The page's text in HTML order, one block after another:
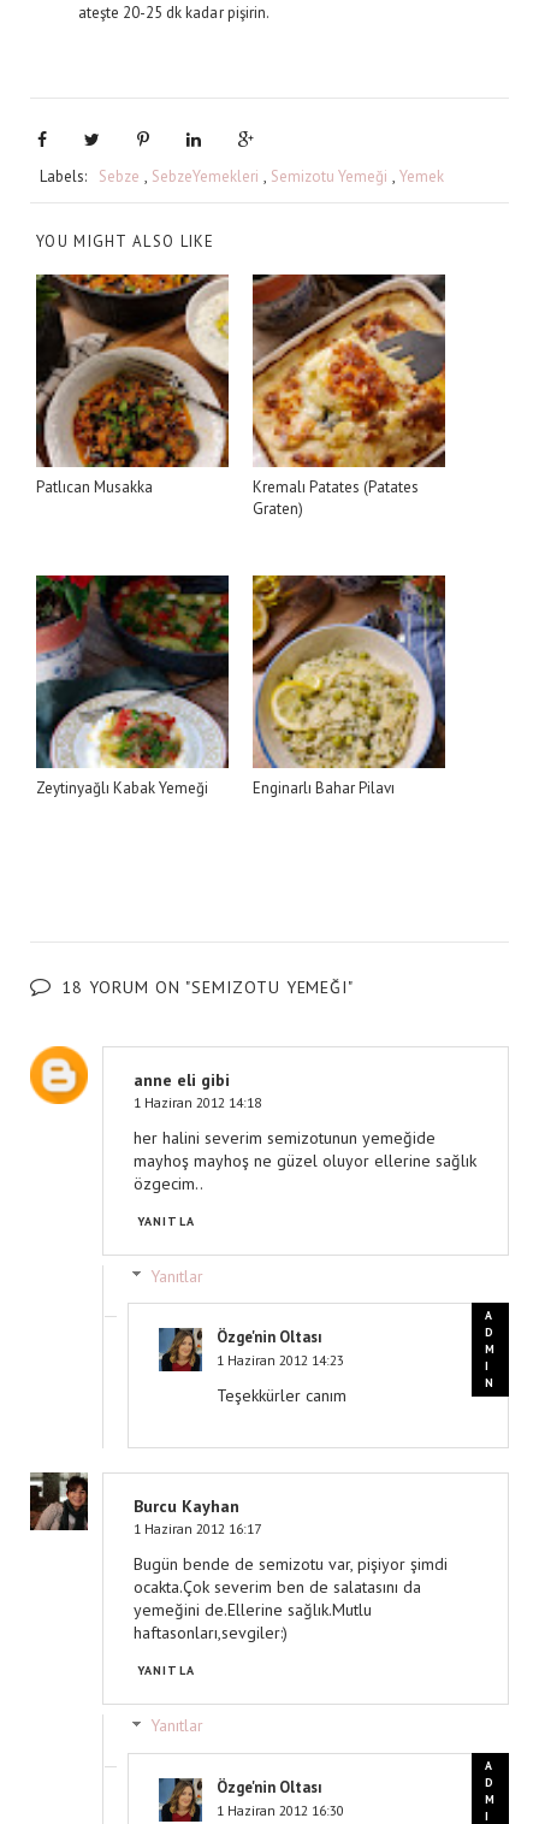
ateşte 20-25 dk kadar pişirin.
Labels: Sebze , SebzeYemekleri , Semizotu Yemeği , Yemek
YOU MIGHT ALSO LIKE
Patlıcan Musakka
Kremalı Patates (Patates
Graten)
Zeytinyağlı Kabak Yemeği Enginarlı Bahar Pilavı
18 YORUM ON "SEMIZOTU YEMEĞI"
anne eli gibi
1 Haziran 2012 14:18
her halini severim semizotunun yemeğide
mayhoş mayhoş ne güzel oluyor ellerine sağlık
özgecim..
YANITLA
Yanıtlar
Özge'nin Oltası
1 Haziran 2012 14:23
Teşekkürler canım
Burcu Kayhan
1 Haziran 2012 16:17
Bugün bende de semizotu var, pişiyor şimdi
ocakta.Çok severim ben de salatasını da
yemeğini de.Ellerine sağlık.Mutlu
haftasonları,sevgiler:)
YANITLA
Yanıtlar
Özge'nin Oltası
1 Haziran 2012 16:30